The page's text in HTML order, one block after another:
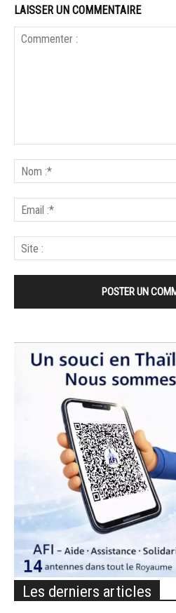
LAISSER UN COMMENTAIRE
Les derniers articles